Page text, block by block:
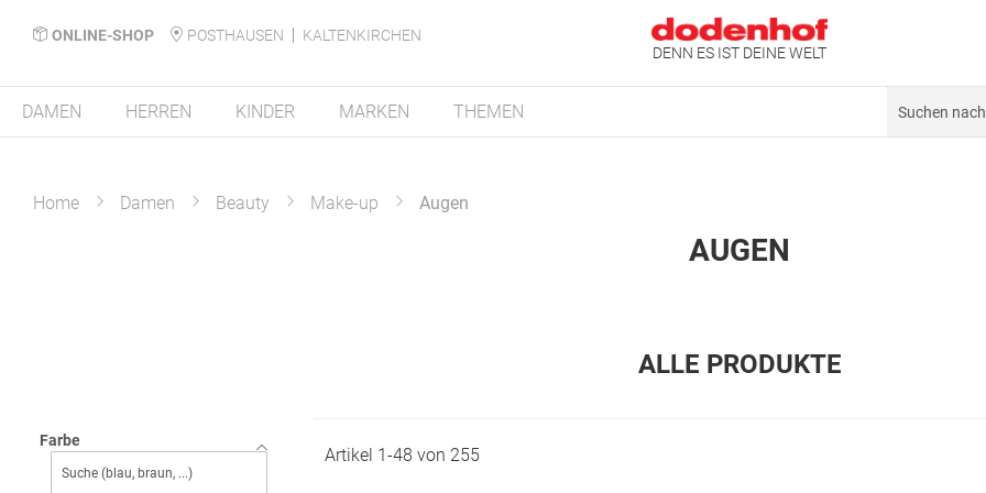
ONLINE-SHOP POSTHAUSEN
KALTENKIRCHEN
DENN ES IST DEINE WELT
DAMEN HERREN KINDER MARKEN THEMEN
Home Damen Beauty Make-up Augen
AUGEN
ALLE PRODUKTE
Farbe
Artikel 1-48 von 255